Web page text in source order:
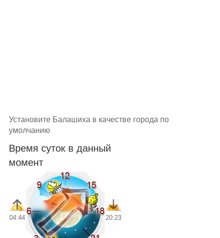
Установите Балашиха в качестве города по
умолчанию
Время суток в данный
момент
04:44 20:23